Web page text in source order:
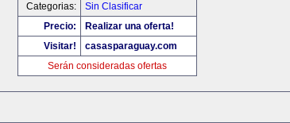
Categorias:
Sin Clasificar
Precio:
Realizar una oferta!
Visitar!
casasparaguay.com
Serán consideradas ofertas